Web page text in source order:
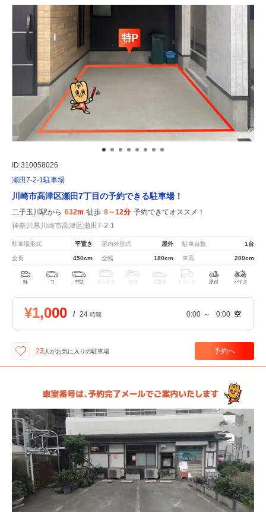
ID:310058026
瀬田7-2-1駐車場
川崎市高津区瀬田7丁目の予約できる駐車場！
二子玉川駅から 632m 徒歩 8～12分 予約できてオススメ！
神奈川県川崎市高津区瀬田7-2-1
駐車場形式 平置き 屋内外形式 屋外 駐車台数 1台
全長 450cm 全幅 180cm 車高 200cm
軽 コ 中型 ボックス SUV 大型車 トラック 原付 バイク
¥1,000 / 24 時間 0:00 ～ 0:00 空
23人がお気に入りの駐車場 予約へ